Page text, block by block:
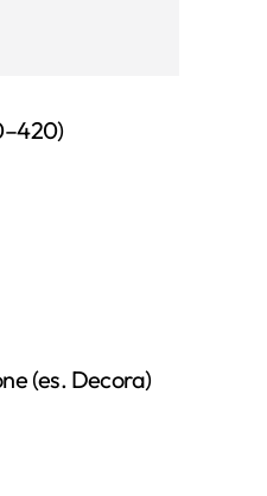
(es. Decora)